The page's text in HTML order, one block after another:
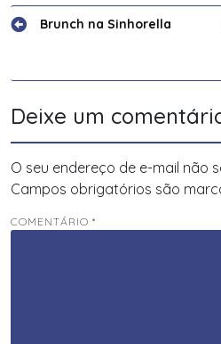
Navegação
Post
Brunch na Sinhorella
Deixe um
O seu endereço de e-mail não
Campos obrigatórios são
COMENTÁRIO *